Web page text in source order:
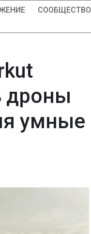
СООБЩЕСТВО
дроны
умные